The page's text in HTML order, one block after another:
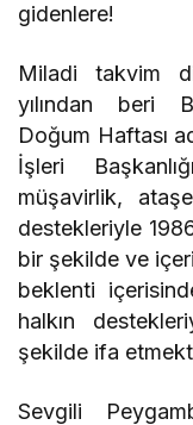
gidenlere!
Miladi takvim
yılından beri
Doğum Haftası
İşleri
müşavirlik,
destekleriyle
bir şekilde ve
beklenti
halkın
şekilde ifa
Sevgili